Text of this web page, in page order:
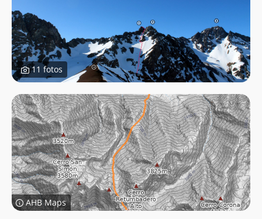
11 fotos
AHB Maps